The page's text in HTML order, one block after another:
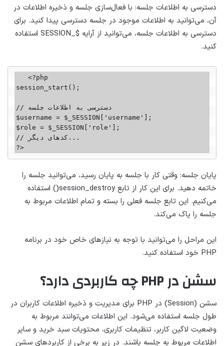
دسترسی به اطلاعات جلسه: با فعال‌سازی جلسه و ذخیره اطلاعات در
آن، می‌توانید به اطلاعات موجود در جلسه دسترسی پیدا کنید. برای
دسترسی به اطلاعات جلسه، می‌توانید از آرایه $_SESSION استفاده
کنید.
   <?php
session_start();
// دسترسی به اطلاعات جلسه
$username = $_SESSION['username'];
$role = $_SESSION['role'];
// کدهای دیگر...
?>
پایان جلسه: وقتی کار با جلسه به پایان رسید، می‌توانید جلسه را
خاتمه دهید. برای این کار از تابع session_destroy() استفاده
می‌کنیم. این تابع جلسه فعلی را بسته و تمام اطلاعات مربوط به
جلسه را پاک می‌کند.
این مراحل را می‌توانید با توجه به نیازهای خاص خود در برنامه
PHP خود استفاده کنید.
سشن در PHP چه کاربردی دارد؟
سشن (Session) در PHP برای مدیریت و ذخیره اطلاعات کاربران در
طول جلسه استفاده می‌شود. این اطلاعات می‌توانند مربوط به
وضعیت لاگین کاربر، تنظیمات کاربری، محتویات سبد خرید و سایر
اطلاعات مربوط به جلسه باشند. در زیر به برخی از کاربردهای سشن